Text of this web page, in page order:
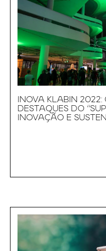
INOVA KLABIN 2022:
DESTAQUES DO
INOVAÇÃO E